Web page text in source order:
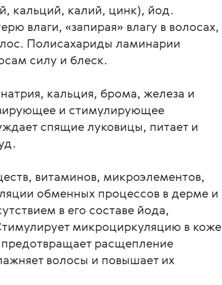
кальций, калий, цинк), йод.
влаги, «запирая» влагу в волосах,
Полисахариды ламинарии
силу и блеск.
кальция, брома, железа и
и стимулирующее
спящие луковицы, питает и
витаминов, микроэлементов,
обменных процессов в дерме и
в его составе йода,
микроциркуляцию в коже
расщепление
волосы и повышает их